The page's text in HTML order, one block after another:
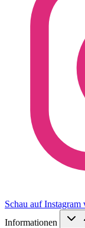
Schau auf
Informationen